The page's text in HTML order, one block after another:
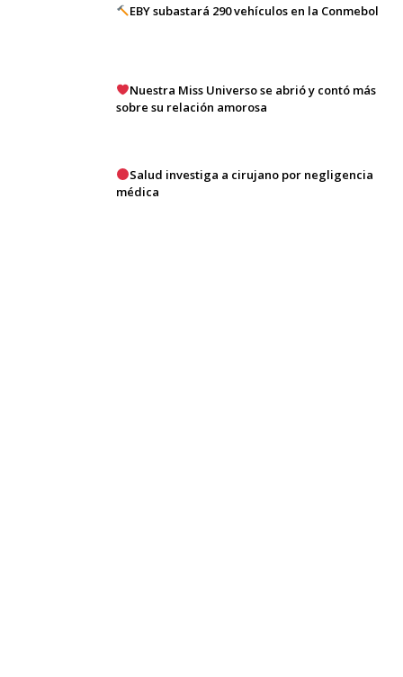
EBY subastará 290 vehículos en la Conmebol
Nuestra Miss Universo se abrió y contó más
sobre su relación amorosa
Salud investiga a cirujano por negligencia
médica